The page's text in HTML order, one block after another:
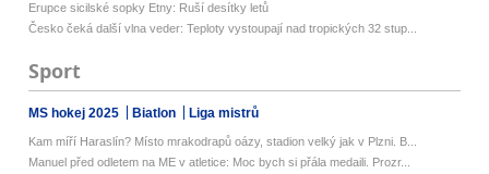
Erupce sicilské sopky Etny: Ruší desítky letů
Česko čeká další vlna veder: Teploty vystoupají nad tropických 32 stup...
Sport
MS hokej 2025 Biatlon Liga mistrů
Kam míří Haraslín? Místo mrakodrapů oázy, stadion velký jak v Plzni. B...
Manuel před odletem na ME v atletice: Moc bych si přála medaili. Prozr...